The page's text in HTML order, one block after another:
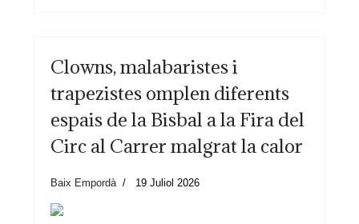
Clowns, malabaristes i
trapezistes omplen diferents
espais de la Bisbal a la Fira del
Circ al Carrer malgrat la calor
Baix Empordà 19 Juliol 2026